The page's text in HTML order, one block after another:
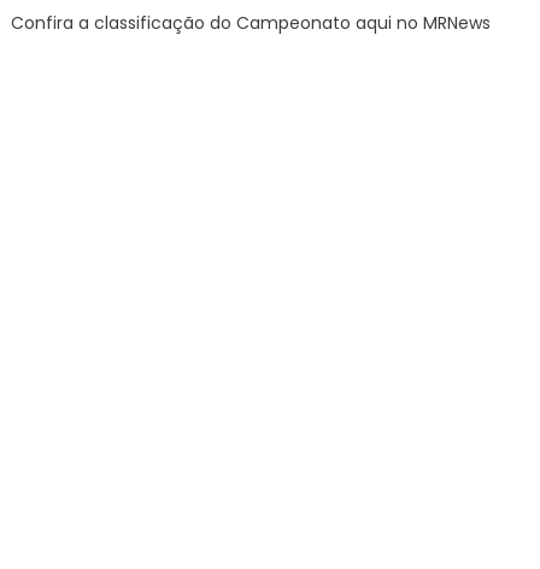
Confira a classificação do Campeonato aqui no MRNews